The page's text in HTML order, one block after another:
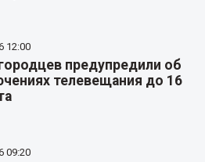
12:00
предупредили об
телевещания до 16
09:20